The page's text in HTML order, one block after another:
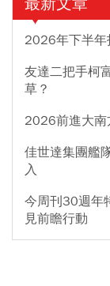
2026年下半年
友達二把手柯
草？
2026前進大南
佳世達集團艦
入
今周刊30週年
見前瞻行動